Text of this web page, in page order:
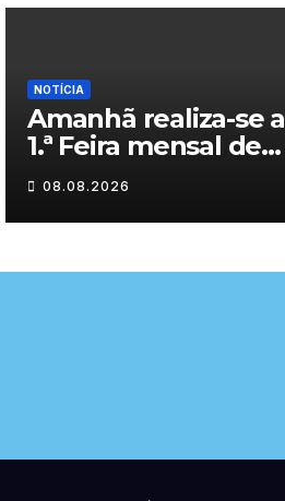
NOTÍCIA
Amanhã realiza-se a
1.ª Feira mensal de
Sonim
08.08.2026